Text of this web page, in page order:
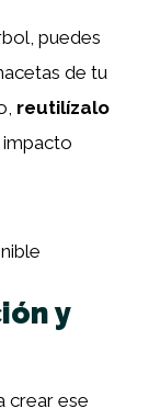
puedes
de tu
reutilízalo
impacto
y
crear ese